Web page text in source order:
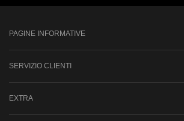
PAGINE INFORMATIVE
SERVIZIO CLIENTI
EXTRA